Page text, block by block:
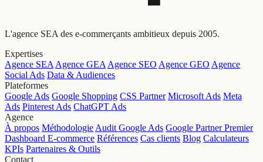
L'agence SEA des e-commerçants ambitieux depuis 2005.
Expertises
Agence SEA Agence GEA Agence SEO Agence GEO Agence
Social Ads Data & Audiences
Plateformes
Google Ads Google Shopping CSS Partner Microsoft Ads Meta
Ads Pinterest Ads ChatGPT Ads
Agence
À propos Méthodologie Audit Google Ads Google Partner Premier
Dashboard E-commerce Références Cas clients Blog Calculateurs
KPIs Partenaires & Outils
Contact